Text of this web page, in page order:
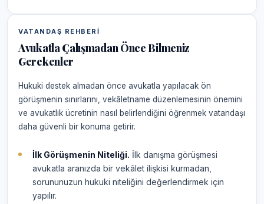
VATANDAŞ REHBERI
Avukatla Çalışmadan Önce Bilmeniz
Gerekenler
Hukuki destek almadan önce avukatla yapılacak ön
görüşmenin sınırlarını, vekâletname düzenlemesinin önemini
ve avukatlık ücretinin nasıl belirlendiğini öğrenmek vatandaşı
daha güvenli bir konuma getirir.
İlk Görüşmenin Niteliği. İlk danışma görüşmesi
avukatla aranızda bir vekâlet ilişkisi kurmadan,
sorununuzun hukuki niteliğini değerlendirmek için
yapılır.